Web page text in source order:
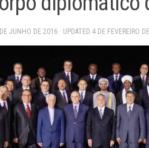
JUNHO DE 2016 · UPDATED 4 DE FEVEREIRO